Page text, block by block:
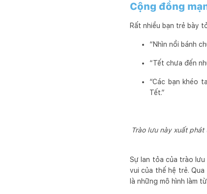
Cộng đồng
Rất nhiều bạn trẻ bày
“Nhìn nồi bánh
“Tết chưa đến
“Các bạn khéo
Tết.”
Trào lưu này xuất
Sự lan tỏa của trào lưu
vui của thế hệ trẻ.
là những mô hình làm